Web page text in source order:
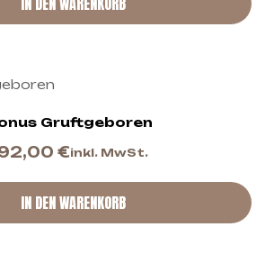
Ionus Gruftgeboren
€inkl. MwSt.
IN DEN WARENKORB